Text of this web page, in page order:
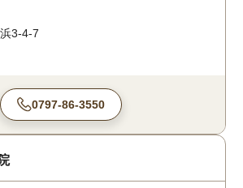
3-4-7
0797-86-3550